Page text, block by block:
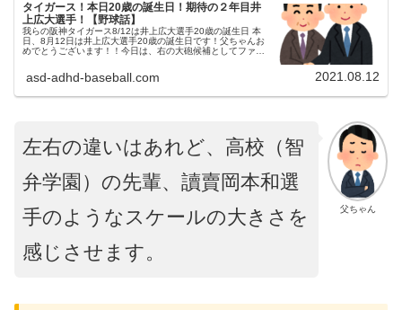
タイガース！本日20歳の誕生日！期待の２年目井
上広大選手！【野球話】
我らの阪神タイガース8/12は井上広大選手20歳の誕生日 本
日、8月12日は井上広大選手20歳の誕生日です！父ちゃんお
めでとうございます！！今日は、右の大砲候補としてファン
上広大選手につ...
asd-adhd-baseball.com 2021.08.12
父ちゃん
左右の違いはあれど、高校（智
弁学園）の先輩、讀賣岡本和選
手のようなスケールの大きさを
感じさせます。